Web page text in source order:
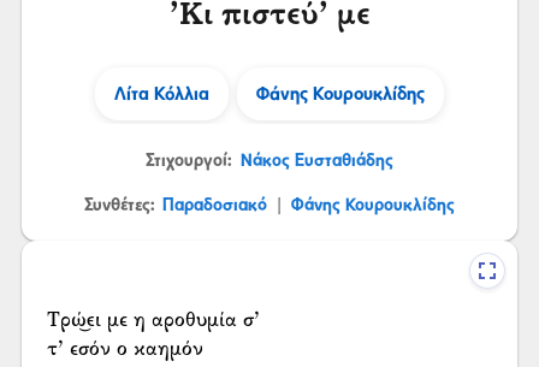
’Κι πιστεύ’ με
Λίτα Κόλλια Φάνης Κουρουκλίδης
Στιχουργοί: Νάκος Ευσταθιάδης
Συνθέτες: Παραδοσιακό Φάνης Κουρουκλίδης
Τρώ͜ει με η αροθυμία σ’
τ’ εσόν ο καημόν